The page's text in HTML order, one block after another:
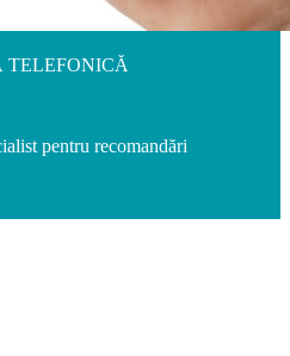
TELEFONICĂ
pentru recomandări